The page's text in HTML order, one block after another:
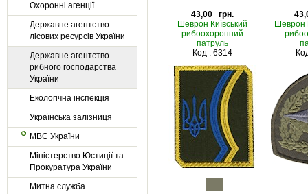
Охоронні агенції
Державне агентство
лісових ресурсів України
Державне агентство
рибного господарства
України
Екологічна інспекція
Українська залізниця
МВС України
Міністерство Юстиції та
Прокуратура України
Митна служба
43,00 грн.
Шеврон Київський
рибоохоронний
патруль
Код : 6314
Шеврон